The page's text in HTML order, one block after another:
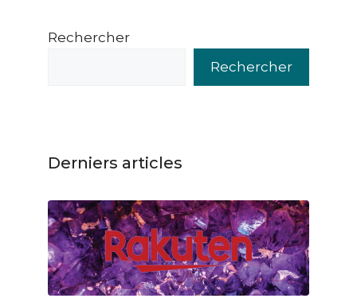
Rechercher
Rechercher
Derniers articles